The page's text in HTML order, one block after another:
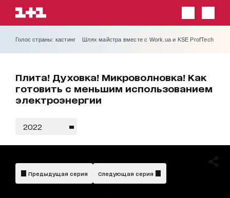
Голос страны: кастинг Шлях майстра вместе с Work.ua и KSE ProfTech
Плита! Духовка! Микроволновка! Как
готовить с меньшим использованием
электроэнергии
2022
Предыдущая серия Следующая серия